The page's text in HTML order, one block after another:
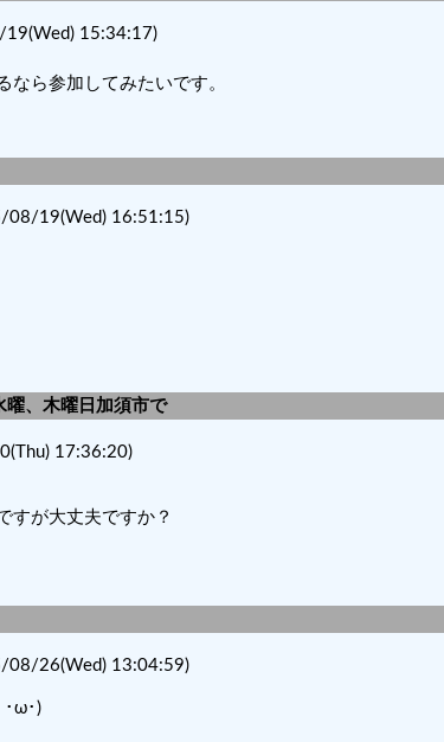
15:34:17)
なら参加してみたいです。
08/19(Wed) 16:51:15)
曜、木曜日加須市で
17:36:20)
すが大丈夫ですか？
08/26(Wed) 13:04:59)
ω･)ゞ